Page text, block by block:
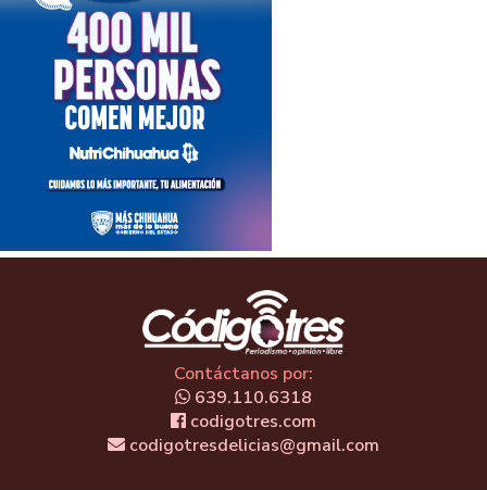
Contáctanos por:
639.110.6318
codigotres.com
codigotresdelicias@gmail.com